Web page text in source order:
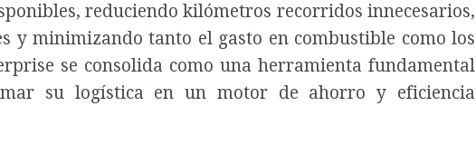
reduciendo kilómetros recorridos innecesarios,
y minimizando tanto el gasto en combustible como los
se consolida como una herramienta fundamental
su logística en un motor de ahorro y eficiencia